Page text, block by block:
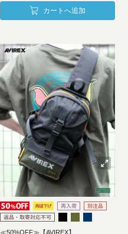
カートへ追加
≪50%OFF≫【AVIREX】